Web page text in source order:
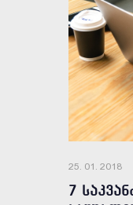
25. 01. 2018
7